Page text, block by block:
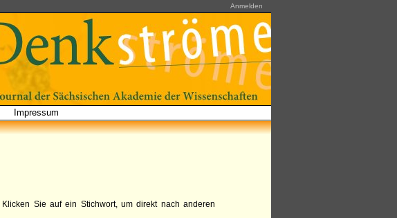
Anmelden
Impressum
Sie auf ein Stichwort, um direkt nach anderen